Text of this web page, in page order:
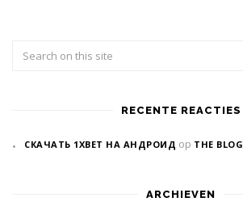
RECENTE REACTIES
СКАЧАТЬ 1XBET НА АНДРОИД op THE BLOG
ARCHIEVEN